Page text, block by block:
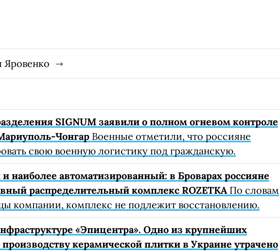
SIGNUM заявили о полном огневом контроле
Чонгар Военные отметили, что россияне
свою военную логистику под гражданскую.
наиболее автоматизированный: в Броварах россияне
распределительный комплекс ROZETKAПо словам
компании, комплекс не подлежит восстановлению.
«Эпицентра». Одно из крупнейших
керамической плитки в Украине утрачено